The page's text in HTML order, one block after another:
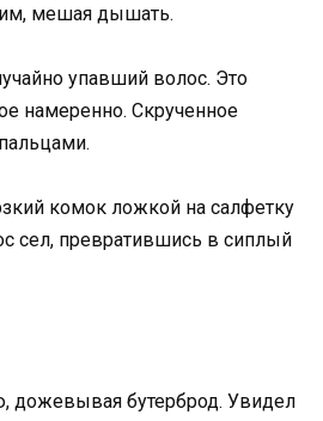
мешая дышать.
упавший волос. Это
намеренно. Скрученное
комок ложкой на салфетку
сел, превратившись в сиплый
дожевывая бутерброд. Увидел